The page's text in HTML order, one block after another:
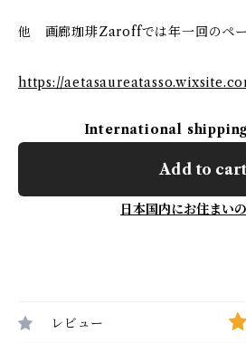
他 画廊珈琲Zaroffでは年一回のペ
https://
International
Add to cart
日本国内にお住まい
レビュー